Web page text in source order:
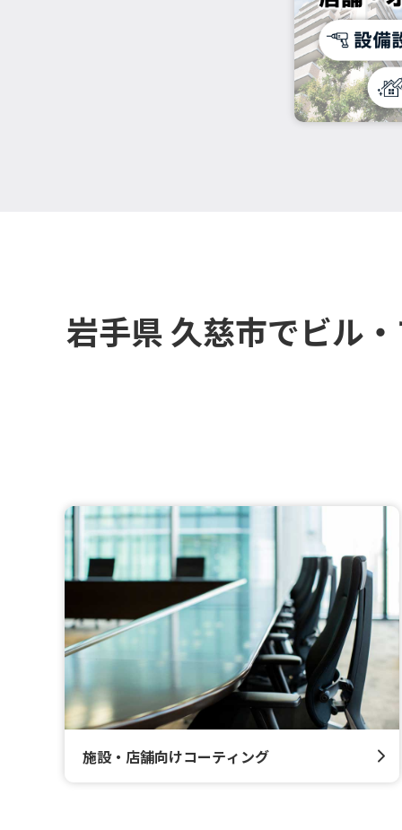
岩手県 久慈市でビル
施設・店舗向けコーティング